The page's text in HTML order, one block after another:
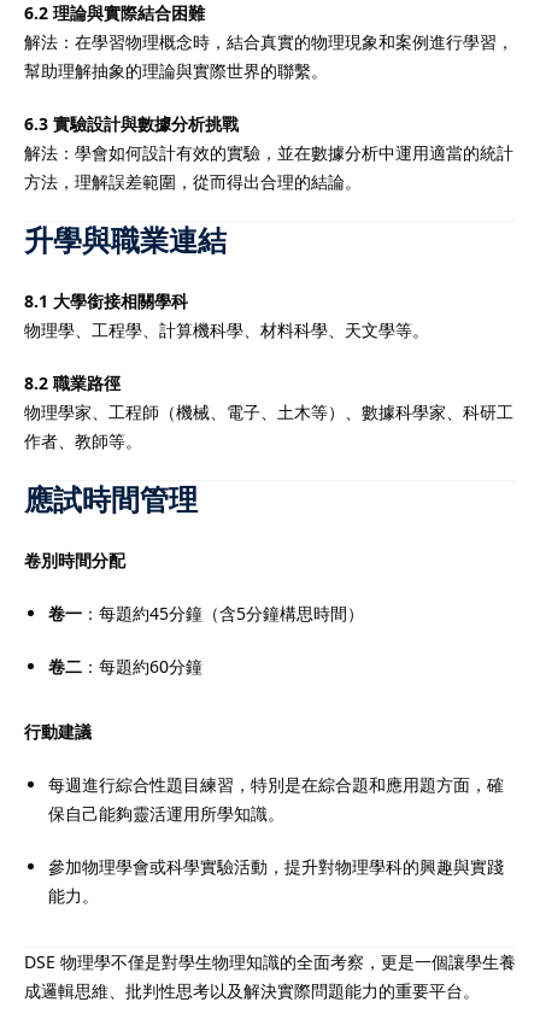
6.2 理論與實際結合困難
解法：在學習物理概念時，結合真實的物理現象和案例進行學習，
幫助理解抽象的理論與實際世界的聯繫。
6.3 實驗設計與數據分析挑戰
解法：學會如何設計有效的實驗，並在數據分析中運用適當的統計
方法，理解誤差範圍，從而得出合理的結論。
升學與職業連結
8.1 大學銜接相關學科
物理學、工程學、計算機科學、材料科學、天文學等。
8.2 職業路徑
物理學家、工程師（機械、電子、土木等）、數據科學家、科研工
作者、教師等。
應試時間管理
卷別時間分配
卷一 ：每題約45分鐘（含5分鐘構思時間）
卷二 ：每題約60分鐘
行動建議
每週進行綜合性題目練習，特別是在綜合題和應用題方面，確
保自己能夠靈活運用所學知識。
參加物理學會或科學實驗活動，提升對物理學科的興趣與實踐
能力。
DSE 物理學不僅是對學生物理知識的全面考察，更是一個讓學生養
成邏輯思維、批判性思考以及解決實際問題能力的重要平台。